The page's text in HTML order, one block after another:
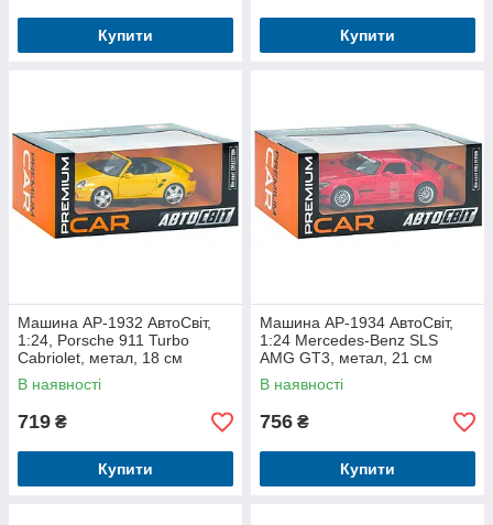
Купити Купити
Машина AP-1932 АвтоСвіт,
1:24, Porsche 911 Turbo
Cabriolet, метал, 18 см
В наявності
719 ₴
Купити
Машина AP-1934 АвтоСвіт,
1:24 Mercedes-Benz SLS
AMG GT3, метал, 21 см
В наявності
756 ₴
Купити